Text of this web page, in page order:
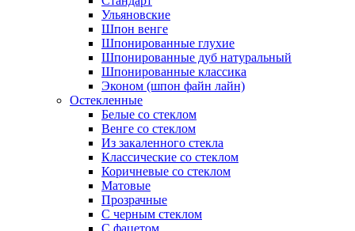
Ульяновские
Шпон венге
Шпонированные глухие
Шпонированные дуб натуральный
Шпонированные классика
Эконом (шпон файн лайн)
Остекленные
Белые со стеклом
Венге со стеклом
Из закаленного стекла
Классические со стеклом
Коричневые со стеклом
Матовые
Прозрачные
С черным стеклом
С фацетом